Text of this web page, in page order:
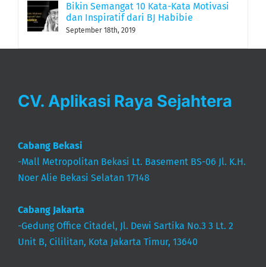
Bikin Semangat 10 Kata-Kata Motivasi
dan Inspiratif dari BJ Habibie
September 18th, 2019
CV. Aplikasi Raya Sejahtera
Cabang Bekasi
-Mall Metropolitan Bekasi Lt. Basement BS-06 Jl. K.H.
Noer Alie Bekasi Selatan 17148
Cabang Jakarta
-Gedung Office Citadel, Jl. Dewi Sartika No.3 3 Lt. 2
Unit B, Cililitan, Kota Jakarta Timur, 13640